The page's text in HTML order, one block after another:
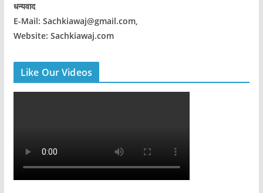
धन्यवाद
E-Mail: Sachkiawaj@gmail.com,
Website: Sachkiawaj.com
Like Our Videos